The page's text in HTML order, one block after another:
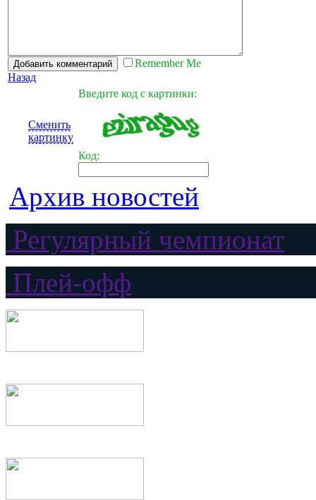
Remember Me
Назад
Сменить
картинку
Введите код с картинки:
Код:
Архив новостей
Регулярный чемпионат
Плей-офф